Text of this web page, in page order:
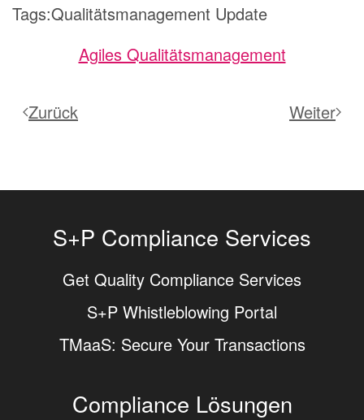
Tags:Qualitätsmanagement Update
Agiles Qualitätsmanagement
Zurück Weiter
S+P Compliance Services
Get Quality Compliance Services
S+P Whistleblowing Portal
TMaaS: Secure Your Transactions
Compliance Lösungen